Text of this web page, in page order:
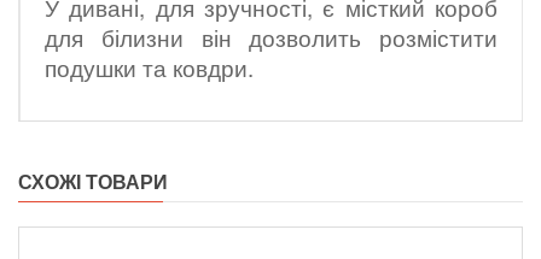
У дивані, для зручності, є місткий короб
для білизни він дозволить розмістити
подушки та ковдри.
СХОЖІ ТОВАРИ